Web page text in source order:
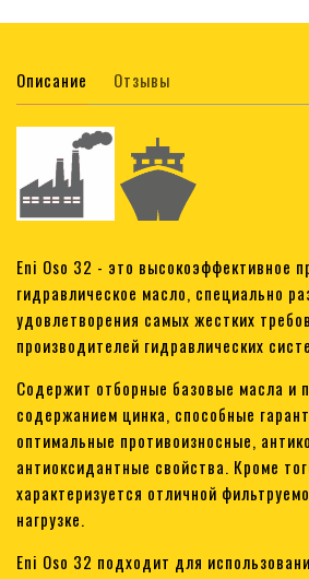
Описание Отзывы
Eni Oso 32 - это высокоэффективное
гидравлическое масло, специально
удовлетворения самых жестких
производителей гидравлических
Содержит отборные базовые масла и
содержанием цинка, способные
оптимальные противоизносные,
антиоксидантные свойства. Кроме
характеризуется отличной
нагрузке.
Eni Oso 32 подходит для